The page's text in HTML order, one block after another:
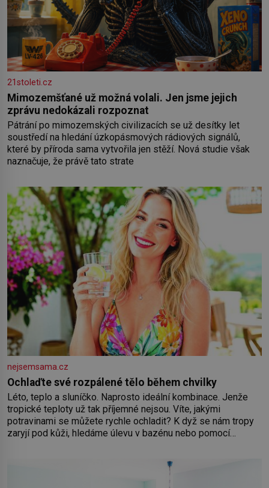
21stoleti.cz
Mimozemšťané už možná volali. Jen jsme jejich
zprávu nedokázali rozpoznat
Pátrání po mimozemských civilizacích se už desítky let
soustředí na hledání úzkopásmových rádiových signálů,
které by příroda sama vytvořila jen stěží. Nová studie však
naznačuje, že právě tato strate
nejsemsama.cz
Ochlaďte své rozpálené tělo během chvilky
Léto, teplo a sluníčko. Naprosto ideální kombinace. Jenže
tropické teploty už tak příjemné nejsou. Víte, jakými
potravinami se můžete rychle ochladit? K dyž se nám tropy
zaryjí pod kůži, hledáme úlevu v bazénu nebo pomocí